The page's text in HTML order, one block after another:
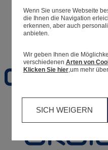
Meine Informationen
Ihre Bestellungen
Warenkorb
Wenn Sie unsere Webseite
die Ihnen die Navigation
erkennen, aber auch
anbieten.
Wir geben Ihnen die
verschiedenen Arten von
Klicken Sie hier,um mehr
SICH WEIGERN